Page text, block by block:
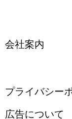
会社案内
プライバシー
広告について